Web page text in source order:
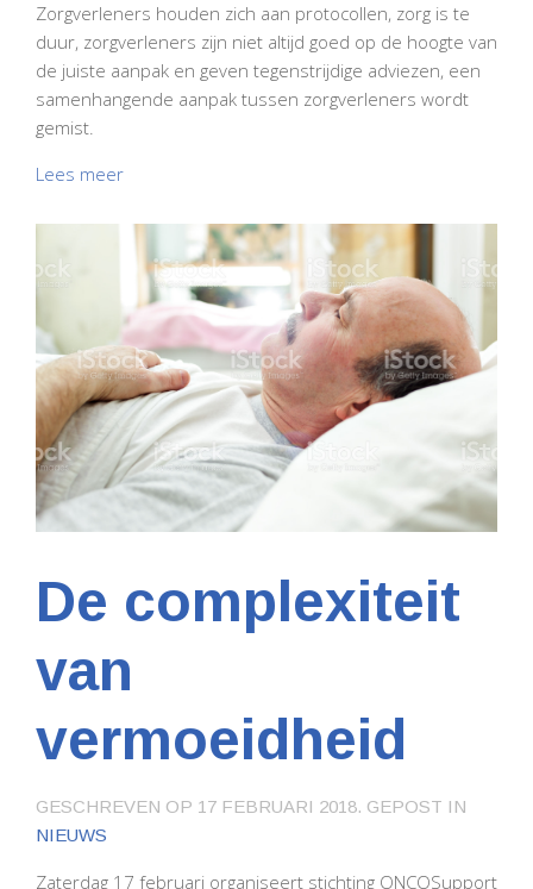
Zorgverleners houden zich aan protocollen, zorg is te
duur, zorgverleners zijn niet altijd goed op de hoogte van
de juiste aanpak en geven tegenstrijdige adviezen, een
samenhangende aanpak tussen zorgverleners wordt
gemist.
Lees meer
De complexiteit
van
vermoeidheid
GESCHREVEN OP 17 FEBRUARI 2018. GEPOST IN
NIEUWS
Zaterdag 17 februari organiseert stichting ONCOSupport